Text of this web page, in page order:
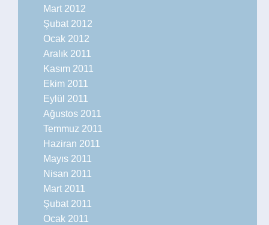
Mart 2012
Şubat 2012
Ocak 2012
Aralık 2011
Kasım 2011
Ekim 2011
Eylül 2011
Ağustos 2011
Temmuz 2011
Haziran 2011
Mayıs 2011
Nisan 2011
Mart 2011
Şubat 2011
Ocak 2011